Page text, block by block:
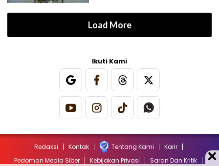
Load More
Ikuti Kami
Redaksi Kontak Tentang Kami
Karir
Pedoman Media Siber
Kebijakan Privasi Saran Dan Kritik